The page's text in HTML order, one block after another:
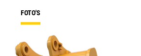
FOTO'S